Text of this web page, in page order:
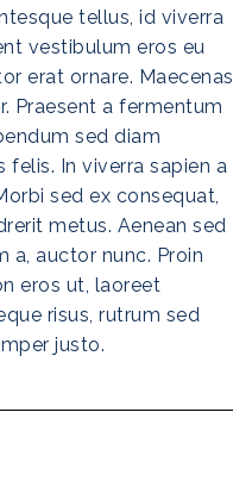
tellus, id viverra
vestibulum eros eu
erat ornare. Maecenas
Praesent a fermentum
sed diam
In viverra sapien a
sed ex consequat,
metus. Aenean sed
a, auctor nunc. Proin
eros ut, laoreet
risus, rutrum sed
justo.